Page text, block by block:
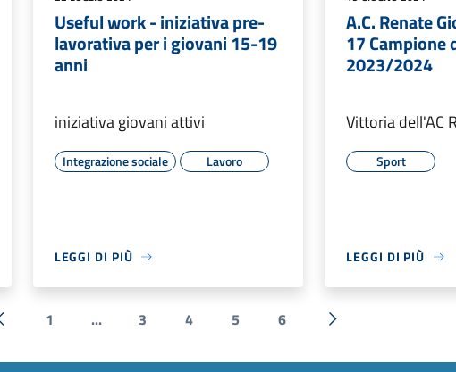
Useful work - iniziativa pre-
lavorativa per i giovani 15-19
anni
iniziativa giovani attivi
Integrazione sociale Lavoro
LEGGI DI PIÙ
A.C. Renate
17 Campione
2023/2024
Vittoria dell'AC
Sport
LEGGI DI PIÙ
« Precedente
1 ... 3 4 5 6
Successiva »